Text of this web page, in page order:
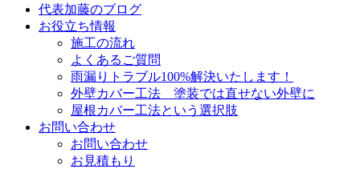
代表加藤のブログ
お役立ち情報
施工の流れ
よくあるご質問
雨漏りトラブル100%解決いたします！
外壁カバー工法 塗装では直せない外壁に
屋根カバー工法という選択肢
お問い合わせ
お問い合わせ
お見積もり